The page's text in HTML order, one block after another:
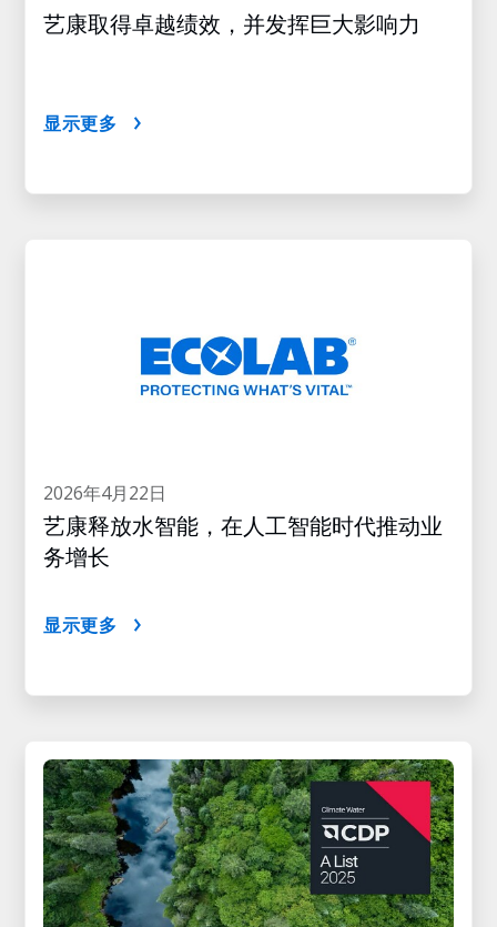
艺康取得卓越绩效，并发挥巨大影响力
显示更多
2026年4月22日
艺康释放水智能，在人工智能时代推动业
务增长
显示更多